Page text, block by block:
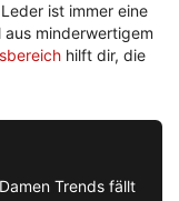
ist immer eine
aus minderwertigem
hilft dir, die
Trends fällt